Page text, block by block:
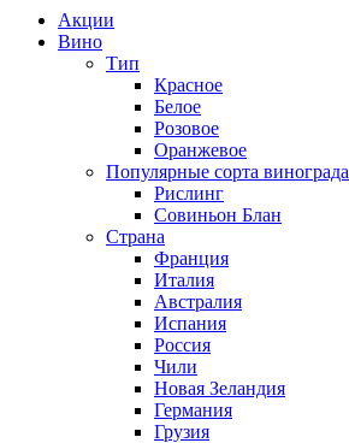
Акции
Вино
Тип
Красное
Белое
Розовое
Оранжевое
Популярные сорта винограда
Рислинг
Совиньон Блан
Страна
Франция
Италия
Австралия
Испания
Россия
Чили
Новая Зеландия
Германия
Грузия